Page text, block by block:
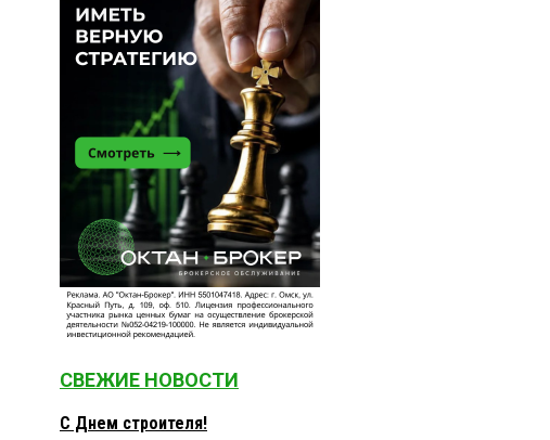
СВЕЖИЕ НОВОСТИ
С Днем строителя!